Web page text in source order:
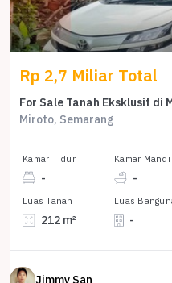
Rp 2,7 Miliar Total
For Sale Tanah Eksklusif di
Miroto, Semarang
Kamar Tidur
-
Kamar Mandi
-
Luas Tanah
212 m²
Luas
-
Jimmy San